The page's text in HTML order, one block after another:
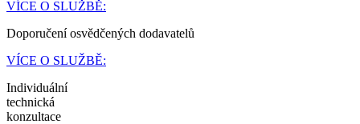
VÍCE O SLUŽBĚ:
Doporučení osvědčených dodavatelů
VÍCE O SLUŽBĚ:
Individuální
technická
konzultace